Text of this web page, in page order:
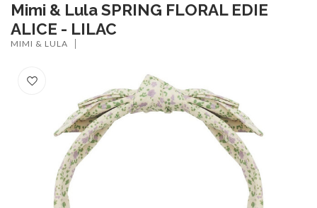
Mimi & Lula SPRING FLORAL EDIE
ALICE - LILAC
MIMI & LULA